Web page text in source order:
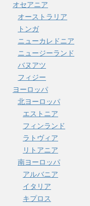
オセアニア
オーストラリア
トンガ
ニューカレドニア
ニュージーランド
バヌアツ
フィジー
ヨーロッパ
北ヨーロッパ
エストニア
フィンランド
ラトヴィア
リトアニア
南ヨーロッパ
アルバニア
イタリア
キプロス